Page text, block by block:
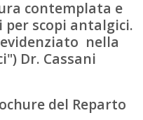
contemplata e
scopi antalgici.
nella
Dr. Cassani
del Reparto